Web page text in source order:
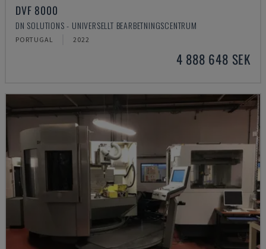
DVF 8000
DN SOLUTIONS - UNIVERSELLT BEARBETNINGSCENTRUM
PORTUGAL 2022
4 888 648 SEK